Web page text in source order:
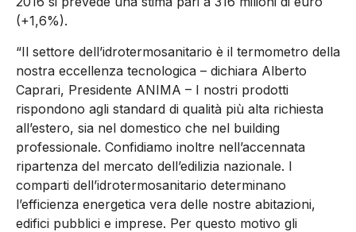
(+1,6%).
“Il settore dell’idrotermosanitario è il termometro della
nostra eccellenza tecnologica – dichiara Alberto
Caprari, Presidente ANIMA – I nostri prodotti
rispondono agli standard di qualità più alta richiesta
all’estero, sia nel domestico che nel building
professionale. Confidiamo inoltre nell’accennata
ripartenza del mercato dell’edilizia nazionale. I
comparti dell’idrotermosanitario determinano
l’efficienza energetica vera delle nostre abitazioni,
edifici pubblici e imprese. Per questo motivo gli